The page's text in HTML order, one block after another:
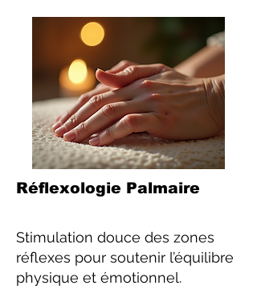
Réflexologie Palmaire
Stimulation douce des zones
réflexes pour soutenir l’équilibre
physique et émotionnel.